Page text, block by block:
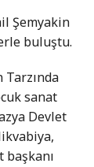
Şemyakin
buluştu.
Tarzında
sanat
Devlet
başkanı